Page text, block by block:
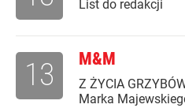
List do redakcji
M&M
Z ŻYCIA
Marka
13